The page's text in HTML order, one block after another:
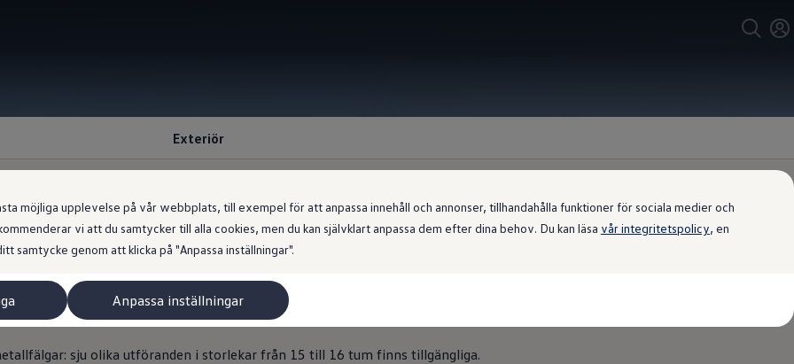
möjliga upplevelse på vår webbplats, till exempel för att anpassa innehåll och annonser, tillhandahålla funktioner för sociala medier och
vi att du samtycker till alla cookies, men du kan självklart anpassa dem efter dina behov. Du kan läsa vår integritetspolicy, en
samtycke genom att klicka på "Anpassa inställningar".
Anpassa inställningar
Exteriör
distinkt utseende
framträdande design och mångsidiga anpassningsmöjligheter.
sju olika utföranden i storlekar från 15 till 16 tum finns tillgängliga.